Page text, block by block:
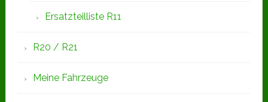
Ersatzteilliste R11
R20 / R21
Meine Fahrzeuge